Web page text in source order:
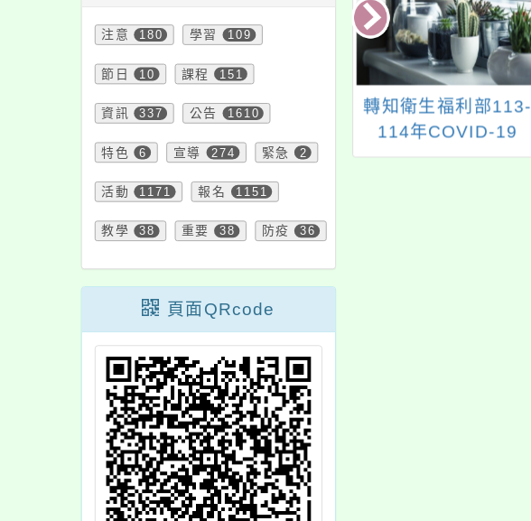
注意 180 學習 109
節日 10 課程 151
資訊 337 公告 1610
特色 6 宣導 274 緊急 2
活動 1171 報名 1151
教學 38 重要 38 防疫 36
頁面QRcode
有關本局錄製
片一案，請查
月經教育宣導影片:青
用
轉知衛生福利部113-
114年COVID-19
JN.1疫苗接種訊息